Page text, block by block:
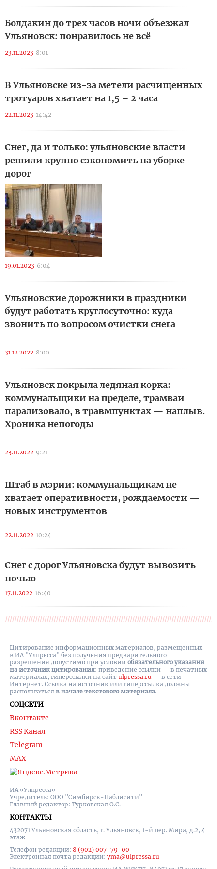
Болдакин до трех часов ночи объезжал
Ульяновск: понравилось не всё
23.11.2023 8:01
В Ульяновске из-за метели расчищенных
тротуаров хватает на 1,5 – 2 часа
22.11.2023 14:42
Снег, да и только: ульяновские власти
решили крупно сэкономить на уборке
дорог
19.01.2023 6:04
Ульяновские дорожники в праздники
будут работать круглосуточно: куда
звонить по вопросом очистки снега
31.12.2022 8:00
Ульяновск покрыла ледяная корка:
коммунальщики на пределе, трамваи
парализовало, в травмпунктах — наплыв.
Хроника непогоды
23.11.2022 9:21
Штаб в мэрии: коммунальщикам не
хватает оперативности, рождаемости —
новых инструментов
22.11.2022 10:24
Снег с дорог Ульяновска будут вывозить
ночью
17.11.2022 16:40
ИА «Улпресса»
Учредитель: ООО "Симбирск-Паблисити"
Главный редактор: Турковская О.С.
КОНТАКТЫ
432071 Ульяновская область, г. Ульяновск, 1-й пер. Мира, д.2, 4
этаж
Телефон редакции: 8 (902) 007-79-00
Электронная почта редакции: yma@ulpressa.ru
СОЦСЕТИ
Вконтакте
RSS Канал
Telegram
MAX
Цитирование информационных материалов, размещенных
в ИА "Улпресса" без получения предварительного
разрешения допустимо при условии обязательного указания
на источник цитирования: приведение ссылки — в печатных
материалах, гиперссылки на cайт ulpressa.ru — в сети
Интернет. Ссылка на источник или гиперссылка должны
располагаться в начале текстового материала.